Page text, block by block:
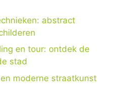
abstract
en tour: ontdek de
stad
moderne straatkunst